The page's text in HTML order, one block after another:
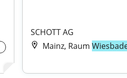
SCHOTT AG
Mainz, Raum